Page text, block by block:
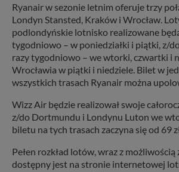
Ryanair w sezonie letnim oferuje trzy
Londyn Stansted, Kraków i Wrocław.
podlondyńskie lotnisko realizowane
tygodniowo – w poniedziałki i piątki, z/
razy tygodniowo – we wtorki, czwartki i
Wrocławia w piątki i niedziele. Bilet w
wszystkich trasach Ryanair można
Wizz Air będzie realizował swoje
z/do Dortmundu i Londynu Luton we
biletu na tych trasach zaczyna się od 69
Pełen rozkład lotów, wraz z
dostępny jest na stronie internetowej